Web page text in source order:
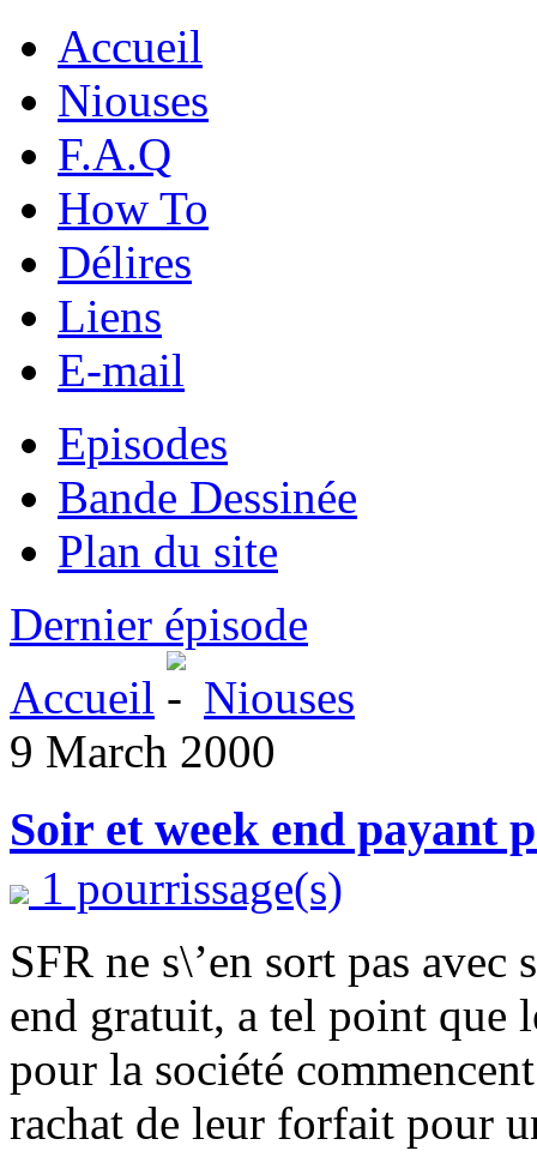
Accueil
Niouses
F.A.Q
How To
Délires
Liens
E-mail
Episodes
Bande Dessinée
Plan du site
Dernier épisode
Accueil
Niouses
9 March 2000
Soir et week end payant
1 pourrissage(s)
SFR ne s\’en sort pas
end gratuit, a tel point que
pour la société
rachat de leur forfait pour